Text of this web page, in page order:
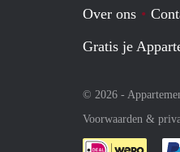
Over ons
Gratis je
© 2026 -
Voorwaarden &